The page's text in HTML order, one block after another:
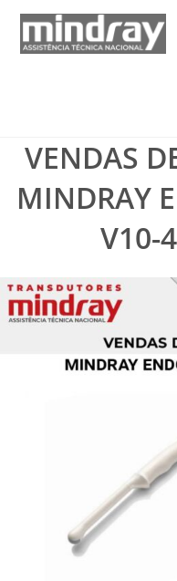
VENDAS
MINDRAY
V10-